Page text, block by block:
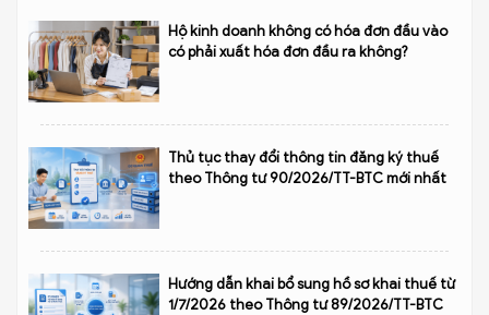
Hộ kinh doanh không có hóa đơn đầu vào
có phải xuất hóa đơn đầu ra không?
Thủ tục thay đổi thông tin đăng ký thuế
theo Thông tư 90/2026/TT-BTC mới nhất
Hướng dẫn khai bổ sung hồ sơ khai thuế từ
1/7/2026 theo Thông tư 89/2026/TT-BTC